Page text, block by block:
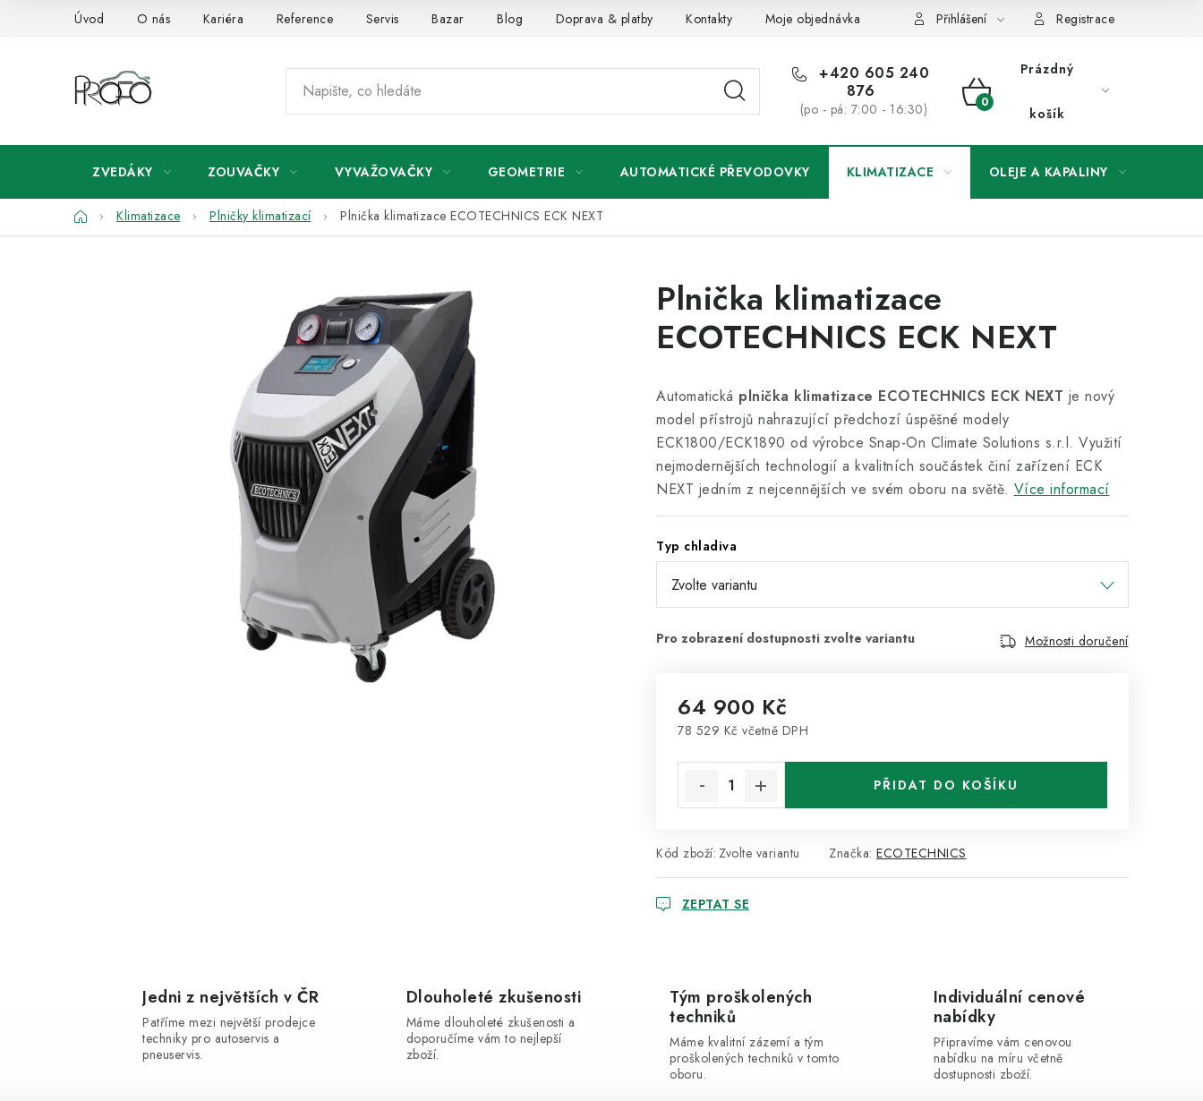
Úvod O nás Kariéra Reference Servis Bazar Blog Doprava & platby Kontakty Moje objednávka Přihlášení Registrace
+420 605 240
876
(po - pá: 7:00 - 16:30)
NÁKUPNÍ
Prázdný
košík
ZVEDÁKY ZOUVAČKY VYVAŽOVAČKY GEOMETRIE AUTOMATICKÉ PŘEVODOVKY KLIMATIZACE OLEJE A KAPALINY
DomůKlimatizace Plničky klimatizací Plnička klimatizace ECOTECHNICS ECK NEXT
Plnička klimatizace
ECOTECHNICS ECK NEXT
Automatická plnička klimatizace ECOTECHNICS ECK NEXT je nový
model přístrojů nahrazující předchozí úspěšné modely
ECK1800/ECK1890 od výrobce Snap-On Climate Solutions s.r.l. Využití
nejmodernějších technologií a kvalitních součástek činí zařízení ECK
NEXT jedním z nejcennějších ve svém oboru na světě. Více informací
Typ chladiva
Možnosti doručení
64 900 Kč
78 529 Kč včetně DPH
PŘIDAT DO KOŠÍKU
Kód zboží: Zvolte variantu Značka: ECOTECHNICS
ZEPTAT SE
Jedni z největších v ČR
Patříme mezi největší prodejce
techniky pro autoservis a
pneuservis.
Dlouholeté zkušenosti
Máme dlouholeté zkušenosti a
doporučíme vám to nejlepší
zboží.
Tým proškolených
techniků
Máme kvalitní zázemí a tým
proškolených techniků v tomto
oboru.
Individuální cenové
nabídky
Připravíme vám cenovou
nabídku na míru včetně
dostupnosti zboží.